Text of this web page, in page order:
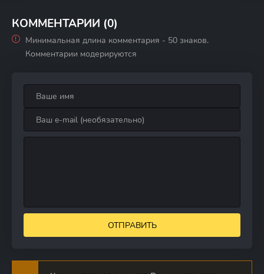
КОММЕНТАРИИ (0)
Минимальная длина комментария - 50 знаков.
Комментарии модерируются
ОТПРАВИТЬ